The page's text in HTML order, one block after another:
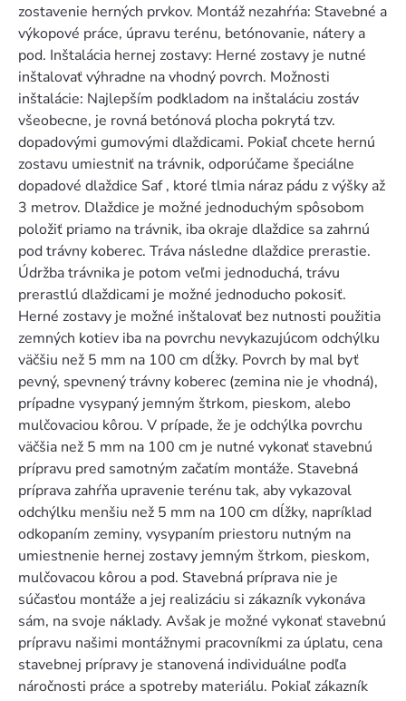
zostavenie herných prvkov. Montáž nezahŕńa: Stavebné a
výkopové práce, úpravu terénu, betónovanie, nátery a
pod. Inštalácia hernej zostavy: Herné zostavy je nutné
inštalovať výhradne na vhodný povrch. Možnosti
inštalácie: Najlepším podkladom na inštaláciu zostáv
všeobecne, je rovná betónová plocha pokrytá tzv.
dopadovými gumovými dlaždicami. Pokiaľ chcete hernú
zostavu umiestniť na trávnik, odporúčame špeciálne
dopadové dlaždice Saf , ktoré tlmia náraz pádu z výšky až
3 metrov. Dlaždice je možné jednoduchým spôsobom
položiť priamo na trávnik, iba okraje dlaždice sa zahrnú
pod trávny koberec. Tráva následne dlaždice prerastie.
Údržba trávnika je potom veľmi jednoduchá, trávu
prerastlú dlaždicami je možné jednoducho pokosiť.
Herné zostavy je možné inštalovať bez nutnosti použitia
zemných kotiev iba na povrchu nevykazujúcom odchýlku
väčšiu než 5 mm na 100 cm dĺžky. Povrch by mal byť
pevný, spevnený trávny koberec (zemina nie je vhodná),
prípadne vysypaný jemným štrkom, pieskom, alebo
mulčovaciou kôrou. V prípade, že je odchýlka povrchu
väčšia než 5 mm na 100 cm je nutné vykonať stavebnú
prípravu pred samotným začatím montáže. Stavebná
príprava zahŕňa upravenie terénu tak, aby vykazoval
odchýlku menšiu než 5 mm na 100 cm dĺžky, napríklad
odkopaním zeminy, vysypaním priestoru nutným na
umiestnenie hernej zostavy jemným štrkom, pieskom,
mulčovacou kôrou a pod. Stavebná príprava nie je
súčasťou montáže a jej realizáciu si zákazník vykonáva
sám, na svoje náklady. Avšak je možné vykonať stavebnú
prípravu našimi montážnymi pracovníkmi za úplatu, cena
stavebnej prípravy je stanovená individuálne podľa
náročnosti práce a spotreby materiálu. Pokiaľ zákazník